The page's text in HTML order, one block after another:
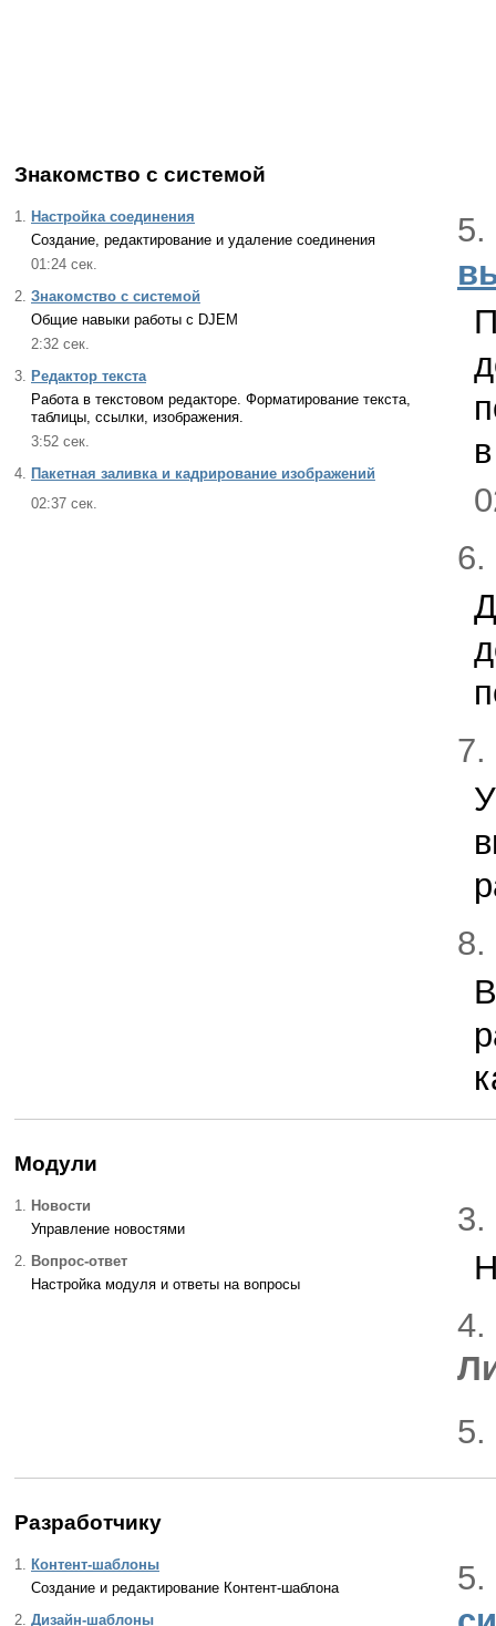
Знакомство с системой
1.
Настройка соединения
Создание, редактирование и удаление соединения
01:24 сек.
2. Знакомство с системой
Общие навыки работы с DJEM
2:32 сек.
3.
Редактор текста
Работа в текстовом редакторе. Форматирование текста,
таблицы, ссылки, изображения.
3:52 сек.
4.
Пакетная заливка и кадрирование изображений
02:37 сек.
5.
6.
7.
8.
Модули
1.
Новости
Управление новостями
2. Вопрос-ответ
Настройка модуля и ответы на вопросы
3.
4.
5.
Разработчику
1.
Контент-шаблоны
Создание и редактирование Контент-шаблона
2. Дизайн-шаблоны
5.